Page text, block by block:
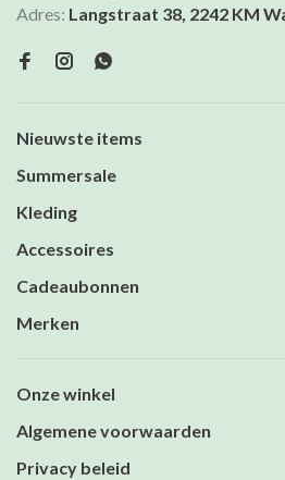
Adres: Langstraat 38, 2242 KM
Nieuwste items
Summersale
Kleding
Accessoires
Cadeaubonnen
Merken
Onze winkel
Algemene voorwaarden
Privacy beleid